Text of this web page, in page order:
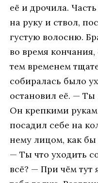
её и дрочила.
на руку и ствол,
густую волосню.
во время
тем временем
собиралась было
остановил её. — Ты
Он крепкими
посадил себе на
нему лицом, как
— Ты что уходить
всё? — При чём тут